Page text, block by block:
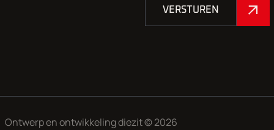
VERSTUREN
Ontwerp en ontwikkelingdiezit© 2026